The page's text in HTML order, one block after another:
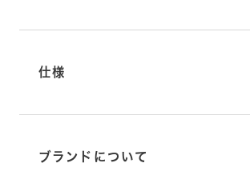
仕様
ブランドについて